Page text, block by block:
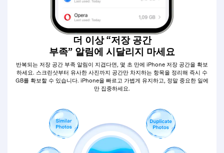
더 이상 “저장 공간
부족” 알림에 시달리지 마세요
반복되는 저장 공간 부족 알림이 지겹다면, 몇 초 만에 iPhone 저장 공간을 확보
하세요. 스크린샷부터 유사한 사진까지 공간만 차지하는 항목을 정리해 즉시 수
GB를 확보할 수 있습니다. iPhone을 빠르고 가볍게 유지하고, 정말 중요한 일에
만 집중하세요.